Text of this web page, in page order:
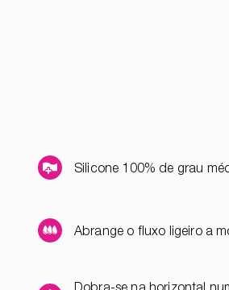
Silicone 100% de grau
Abrange o fluxo ligeiro a